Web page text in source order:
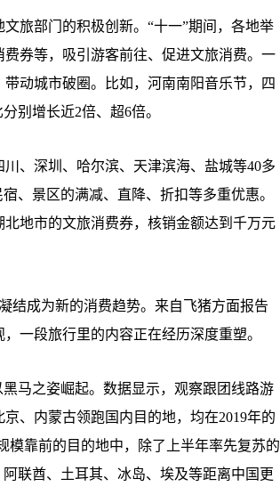
部门的积极创新。“十一”期间，各地举
券等，吸引游客前往、促进文旅消费。一
动城市破圈。比如，河南南阳音乐节，四
别增长近2倍、超6倍。
深圳、哈尔滨、天津滨海、盐城等40多
、景区的满减、直降、折扣等多重优惠。
地市的文旅消费券，核销金额达到千万元
成为新的消费趋势。来自飞猪方面报告
一段旅行里的内容正在经历深度重塑。
马之姿崛起。数据显示，观察跟团线路游
、内蒙古领跑国内目的地，均在2019年的
模靠前的目的地中，除了上半年率先复苏的
联酋、土耳其、冰岛、埃及等距离中国更